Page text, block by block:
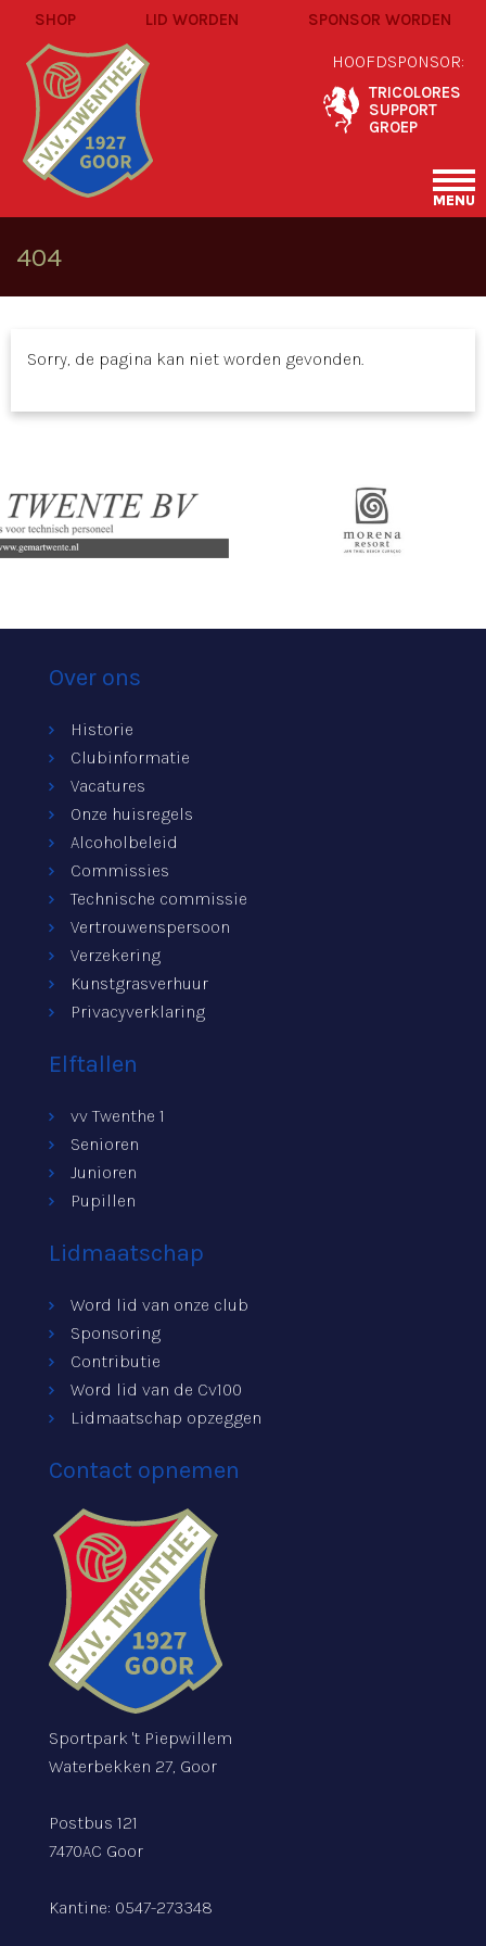
SHOP LID WORDEN SPONSOR WORDEN
HOOFDSPONSOR:
TRICOLORES
SUPPORT
GROEP
MENU
404
Sorry, de pagina kan niet worden gevonden.
Over ons
Historie
Clubinformatie
Vacatures
Onze huisregels
Alcoholbeleid
Commissies
Technische commissie
Vertrouwenspersoon
Verzekering
Kunstgrasverhuur
Privacyverklaring
Elftallen
vv Twenthe 1
Senioren
Junioren
Pupillen
Lidmaatschap
Word lid van onze club
Sponsoring
Contributie
Word lid van de Cv100
Lidmaatschap opzeggen
Contact opnemen
Sportpark 't Piepwillem
Waterbekken 27, Goor
Postbus 121
7470AC Goor
Kantine: 0547-273348